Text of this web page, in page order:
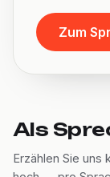
Zum
Als
Erzählen Sie uns